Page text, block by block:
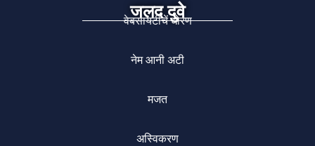
जलद दुवे
वेबसायटीचें धोरण
नेम आनी अटी
मजत
अस्विकरण